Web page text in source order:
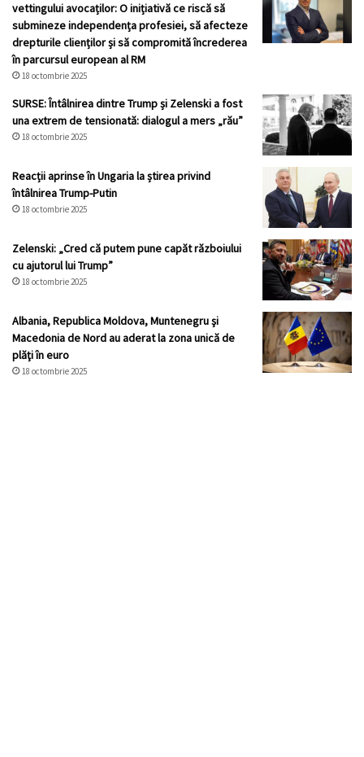
vettingului avocaților: O inițiativă ce riscă să
submineze independența profesiei, să afecteze
drepturile clienților și să compromită încrederea
în parcursul european al RM
18 octombrie 2025
SURSE: Întâlnirea dintre Trump și Zelenski a fost
una extrem de tensionată: dialogul a mers „rău”
18 octombrie 2025
Reacții aprinse în Ungaria la știrea privind
întâlnirea Trump-Putin
18 octombrie 2025
Zelenski: „Cred că putem pune capăt războiului
cu ajutorul lui Trump”
18 octombrie 2025
Albania, Republica Moldova, Muntenegru şi
Macedonia de Nord au aderat la zona unică de
plăţi în euro
18 octombrie 2025